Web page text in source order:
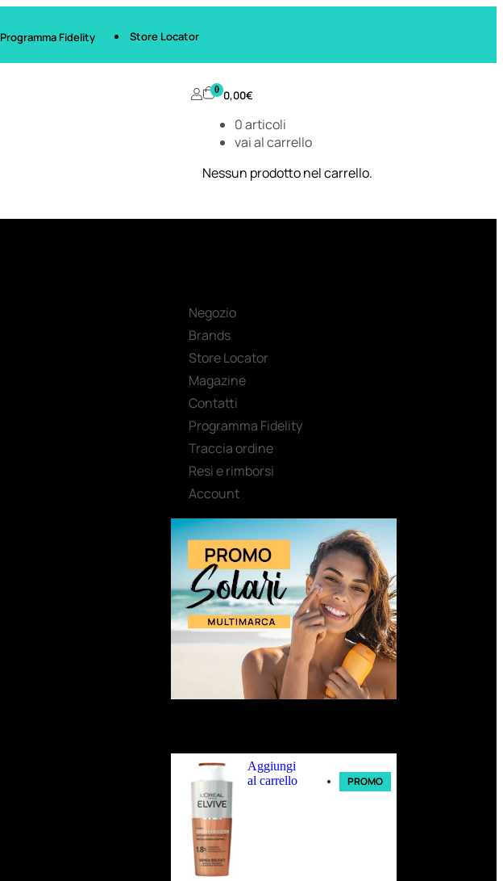
Programma Fidelity Store Locator
0 0,00€
0articoli
vai al carrello
Nessun prodotto nel carrello.
Negozio
Brands
Store Locator
Magazine
Contatti
Programma Fidelity
Traccia ordine
Resi e rimborsi
Account
Aggiungi
al carrello
PROMO